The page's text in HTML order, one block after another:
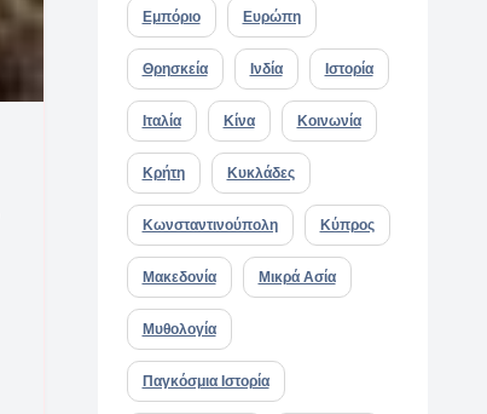
Εμπόριο Ευρώπη
Θρησκεία Ινδία Ιστορία
Ιταλία Κίνα Κοινωνία
Κρήτη Κυκλάδες
Κωνσταντινούπολη Κύπρος
Μακεδονία Μικρά Ασία
Μυθολογία
Παγκόσμια Ιστορία